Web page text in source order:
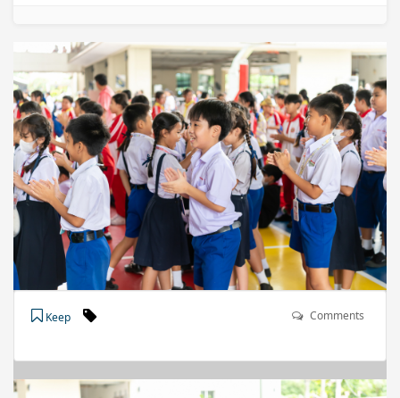
Keep Comments